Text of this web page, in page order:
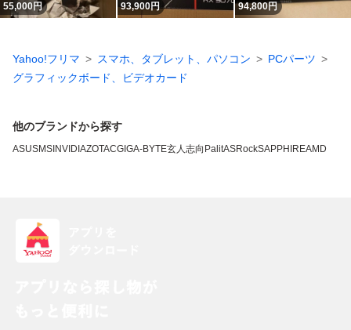
55,000円 93,900円 94,800円
Yahoo!フリマ スマホ、タブレット、パソコン
PCパーツ
グラフィックボード、ビデオカード
他のブランドから探す
ASUSMSI NVIDIAZOTACGIGA-BYTE玄人志向 PalitASRockSAPPHIREAMD